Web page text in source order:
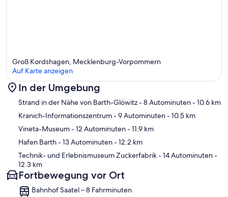
Karte
Groß Kordshagen, Mecklenburg-Vorpommern
Auf Karte anzeigen
In der Umgebung
Strand in der Nähe von Barth-Glöwitz- 8 Autominuten- 10.6 km
Kranich-Informationszentrum- 9 Autominuten- 10.5 km
Vineta-Museum- 12 Autominuten- 11.9 km
Hafen Barth- 13 Autominuten- 12.2 km
Technik- und Erlebnismuseum Zuckerfabrik- 14 Autominuten-
12.3 km
Fortbewegung vor Ort
Bahnhof Saatel – 8 Fahrminuten